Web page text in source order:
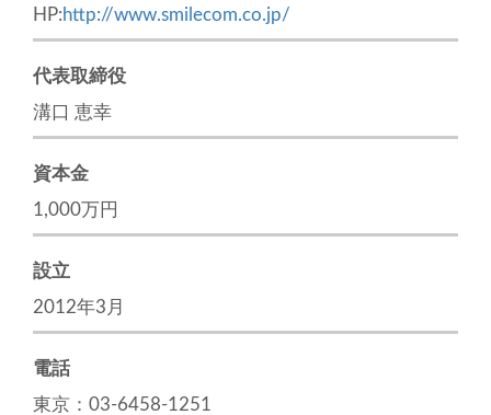
HP:http://www.smilecom.co.jp/
代表取締役
溝口 恵幸
資本金
1,000万円
設立
2012年3月
電話
東京：03-6458-1251